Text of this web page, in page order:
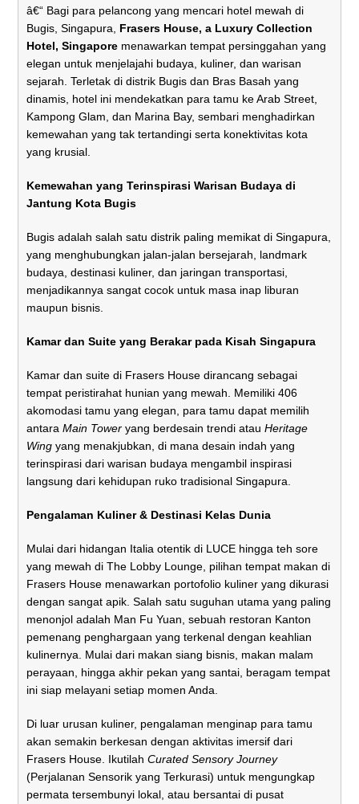
â€“ Bagi para pelancong yang mencari hotel mewah di
Bugis, Singapura, Frasers House, a Luxury Collection
Hotel, Singapore menawarkan tempat persinggahan yang
elegan untuk menjelajahi budaya, kuliner, dan warisan
sejarah. Terletak di distrik Bugis dan Bras Basah yang
dinamis, hotel ini mendekatkan para tamu ke Arab Street,
Kampong Glam, dan Marina Bay, sembari menghadirkan
kemewahan yang tak tertandingi serta konektivitas kota
yang krusial.
Kemewahan yang Terinspirasi Warisan Budaya di
Jantung Kota Bugis
Bugis adalah salah satu distrik paling memikat di Singapura,
yang menghubungkan jalan-jalan bersejarah, landmark
budaya, destinasi kuliner, dan jaringan transportasi,
menjadikannya sangat cocok untuk masa inap liburan
maupun bisnis.
Kamar dan Suite yang Berakar pada Kisah Singapura
Kamar dan suite di Frasers House dirancang sebagai
tempat peristirahat hunian yang mewah. Memiliki 406
akomodasi tamu yang elegan, para tamu dapat memilih
antaraMain Tower yang berdesain trendi atauHeritage
Wing yang menakjubkan, di mana desain indah yang
terinspirasi dari warisan budaya mengambil inspirasi
langsung dari kehidupan ruko tradisional Singapura.
Pengalaman Kuliner & Destinasi Kelas Dunia
Mulai dari hidangan Italia otentik di LUCE hingga teh sore
yang mewah di The Lobby Lounge, pilihan tempat makan di
Frasers House menawarkan portofolio kuliner yang dikurasi
dengan sangat apik. Salah satu suguhan utama yang paling
menonjol adalah Man Fu Yuan, sebuah restoran Kanton
pemenang penghargaan yang terkenal dengan keahlian
kulinernya. Mulai dari makan siang bisnis, makan malam
perayaan, hingga akhir pekan yang santai, beragam tempat
ini siap melayani setiap momen Anda.
Di luar urusan kuliner, pengalaman menginap para tamu
akan semakin berkesan dengan aktivitas imersif dari
Frasers House. IkutilahCurated Sensory Journey
(Perjalanan Sensorik yang Terkurasi) untuk mengungkap
permata tersembunyi lokal, atau bersantai di pusat